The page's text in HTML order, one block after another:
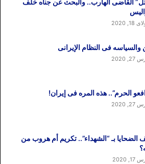
القاضی الهارب.. والبحث عن جناه خلف
2020
والسیاسه فی النظام اﻹیرانی
2020
الحرم”.. هذه المره فی إیران!
2020
بـ “الشهداء”.. تکریم أم هروب من
2020